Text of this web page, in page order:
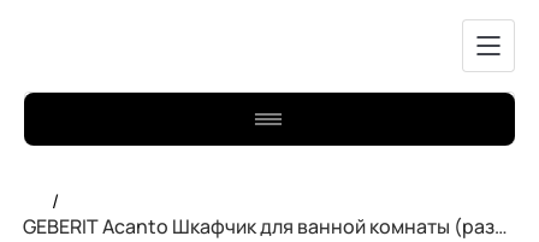
/
GEBERIT Acanto Шкафчик для ванной комнаты (размеры 74x47x53 см) серый - это ванная комната